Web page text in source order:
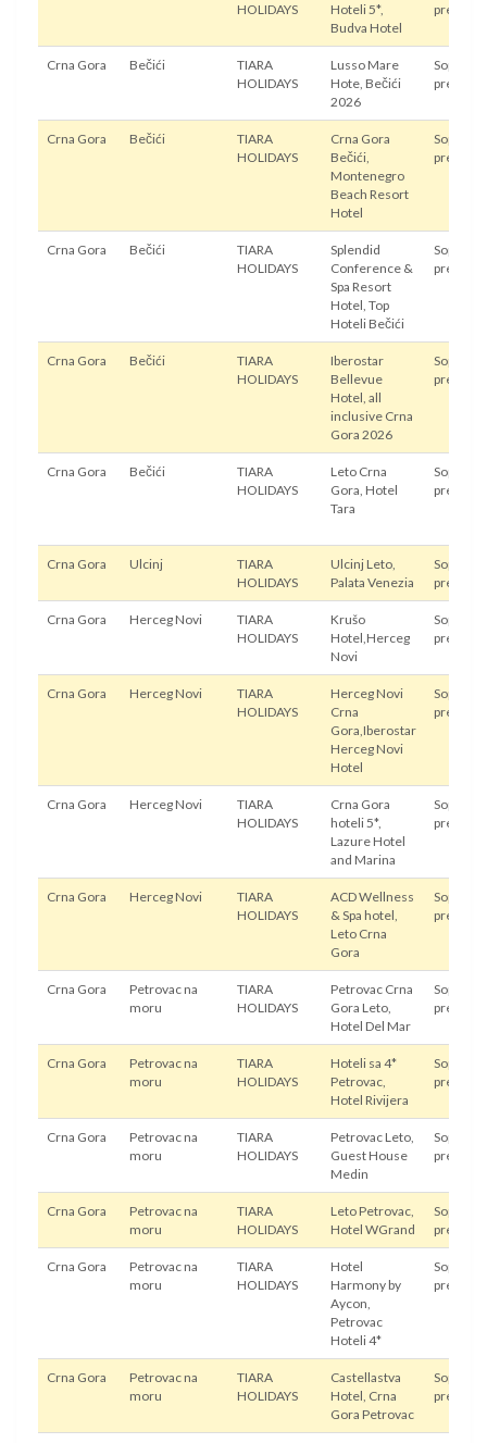
HOLIDAYS
Hoteli 5*,
Budva Hotel
prevoz
Crna Gora Bečići
TIARA
HOLIDAYS
Lusso Mare
Hote, Bečići
2026
prevoz
Crna Gora Bečići
TIARA
HOLIDAYS
Crna Gora
Bečići,
Montenegro
Beach Resort
Hotel
prevoz
Crna Gora Bečići
TIARA
HOLIDAYS
Splendid
Conference &
Spa Resort
Hotel, Top
Hoteli Bečići
prevoz
Crna Gora Bečići
TIARA
HOLIDAYS
Iberostar
Bellevue
Hotel, all
inclusive Crna
Gora 2026
prevoz
Crna Gora Bečići
TIARA
HOLIDAYS
Leto Crna
Gora, Hotel
Tara
prevoz
Crna Gora Ulcinj
TIARA
HOLIDAYS
Ulcinj Leto,
Palata Venezia
prevoz
Crna Gora Herceg Novi
TIARA
HOLIDAYS
Krušo
Hotel,Herceg
Novi
prevoz
Crna Gora Herceg Novi
TIARA
HOLIDAYS
Herceg Novi
Crna
Gora,Iberostar
Herceg Novi
Hotel
prevoz
Crna Gora Herceg Novi
TIARA
HOLIDAYS
Crna Gora
hoteli 5*,
Lazure Hotel
and Marina
prevoz
Crna Gora Herceg Novi
TIARA
HOLIDAYS
ACD Wellness
& Spa hotel,
Leto Crna
Gora
prevoz
Crna Gora
Petrovac na
moru
TIARA
HOLIDAYS
Petrovac Crna
Gora Leto,
Hotel Del Mar
prevoz
Crna Gora
Petrovac na
moru
TIARA
HOLIDAYS
Hoteli sa 4*
Petrovac,
Hotel Rivijera
prevoz
Crna Gora
Petrovac na
moru
TIARA
HOLIDAYS
Petrovac Leto,
Guest House
Medin
prevoz
Crna Gora
Petrovac na
moru
TIARA
HOLIDAYS
Leto Petrovac,
Hotel WGrand
prevoz
Crna Gora
Petrovac na
moru
TIARA
HOLIDAYS
Hotel
Harmony by
Aycon,
Petrovac
Hoteli 4*
prevoz
Crna Gora
Petrovac na
moru
TIARA
HOLIDAYS
Castellastva
Hotel, Crna
Gora Petrovac
prevoz